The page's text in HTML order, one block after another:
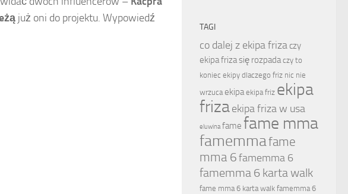
już oni do projektu. Wypowiedź
TAGI
co dalej z ekipa friza czy
ekipa friza się rozpada czy to
koniec ekipy dlaczego friz nic nie
wrzuca ekipa ekipa friz ekipa
frizaekipa friza w usa
eluwina fame fame mma
famemmafame
mma 6famemma 6
famemma 6 karta walk
fame mma 6 karta walk famemma 6